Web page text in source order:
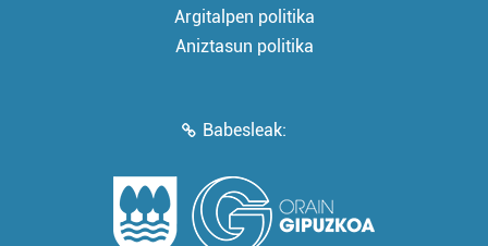
Argitalpen politika
Aniztasun politika
Babesleak: